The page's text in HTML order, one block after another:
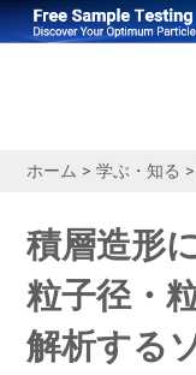
ホーム > 学ぶ・知る
積層造形
粒子径・
解析する